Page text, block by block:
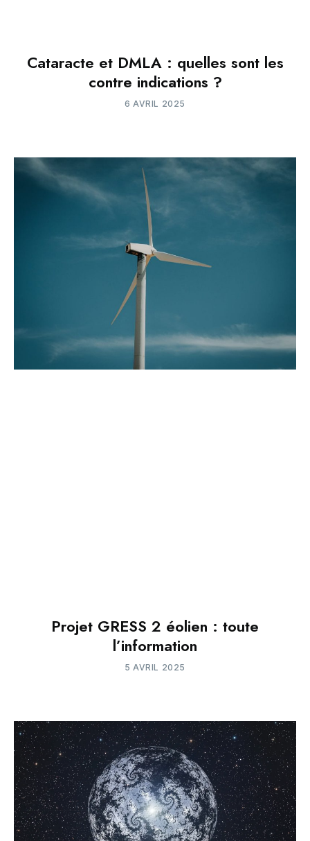
Cataracte et DMLA : quelles sont les
contre indications ?
6 AVRIL 2025
Projet GRESS 2 éolien : toute
l’information
5 AVRIL 2025